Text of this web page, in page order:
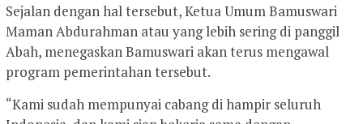
Sejalan dengan hal tersebut, Ketua Umum Bamuswari
Maman Abdurahman atau yang lebih sering di panggil
Abah, menegaskan Bamuswari akan terus mengawal
program pemerintahan tersebut.
“Kami sudah mempunyai cabang di hampir seluruh